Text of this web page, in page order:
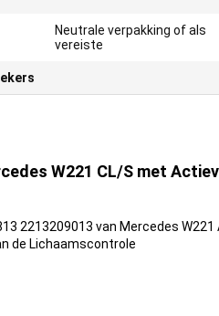
Neutrale verpakking of als
vereiste
W221 CL/S met
2213209013 van Mercedes W221
de Lichaamscontrole